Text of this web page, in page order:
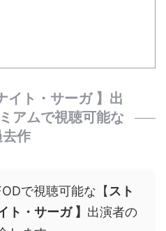
ト・サーガ 】 出
アムで視聴可能な
作
で視聴可能な【 スト
ト・サーガ 】 出演者の